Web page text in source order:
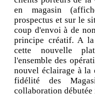
en magasin
prospectus et sur le
coup d'envoi à de
principe créatif. A
cette nouvelle
l'ensemble des
nouvel éclairage à la
fidélité des
collaboration débutée